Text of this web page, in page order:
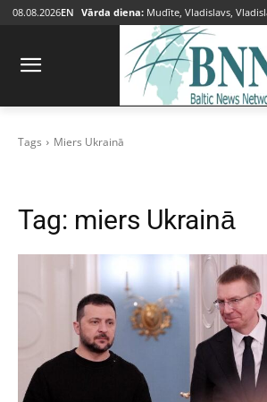
08.08.2026EN Vārda diena: Mudīte, Vladislavs,
Tags Miers Ukrainā
Tag: miers Ukrainā